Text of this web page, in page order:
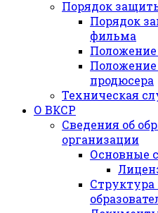
Порядок
Порядок
фильма
Положение
продюсера
Техническая
О ВКСР
Сведения об
организации
Основные